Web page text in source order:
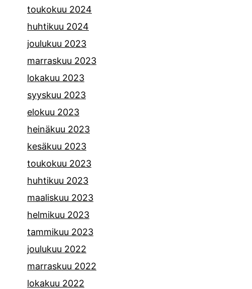
toukokuu 2024
huhtikuu 2024
joulukuu 2023
marraskuu 2023
lokakuu 2023
syyskuu 2023
elokuu 2023
heinäkuu 2023
kesäkuu 2023
toukokuu 2023
huhtikuu 2023
maaliskuu 2023
helmikuu 2023
tammikuu 2023
joulukuu 2022
marraskuu 2022
lokakuu 2022